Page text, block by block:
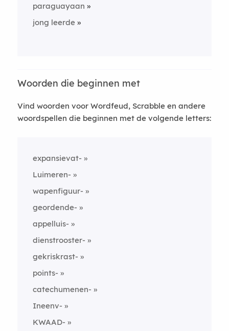
paraguayaan
jong leerde
Woorden die beginnen met
Vind woorden voor Wordfeud, Scrabble en andere
woordspellen die beginnen met de volgende letters:
expansievat-
Luimeren-
wapenfiguur-
geordende-
appelluis-
dienstrooster-
gekriskrast-
points-
catechumenen-
Ineenv-
KWAAD-